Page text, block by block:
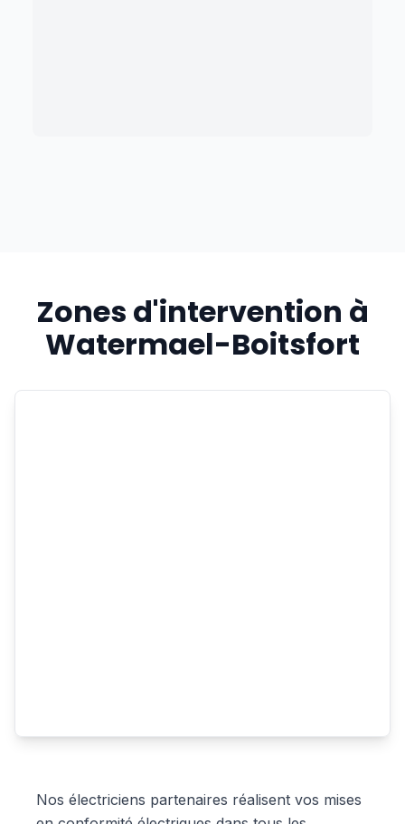
Zones d'intervention à
Watermael-Boitsfort
Nos électriciens partenaires réalisent vos mises